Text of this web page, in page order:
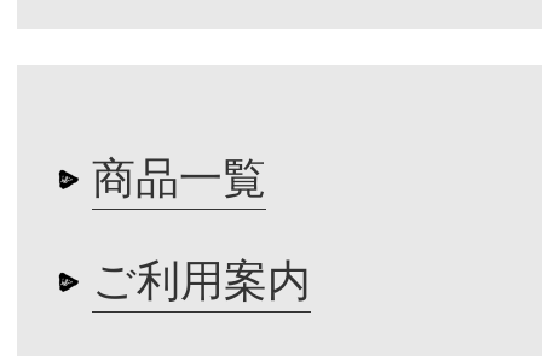
商品一覧
ご利用案内